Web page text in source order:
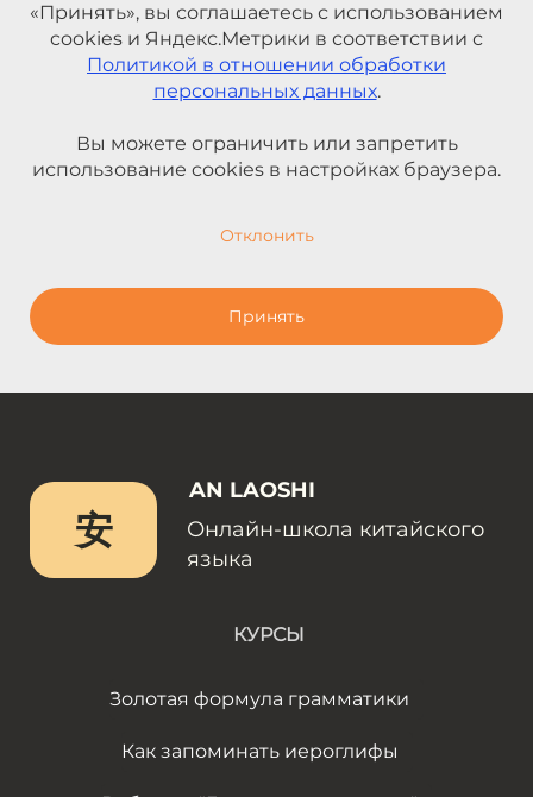
«Принять», вы соглашаетесь с использованием
cookies и Яндекс.Метрики в соответствии с
Политикой в отношении обработки
персональных данных.
Вы можете ограничить или запретить
использование cookies в настройках браузера.
Отклонить
Принять
安
AN LAOSHI
Онлайн-школа китайского
языка
КУРСЫ
Золотая формула грамматики
Как запоминать иероглифы